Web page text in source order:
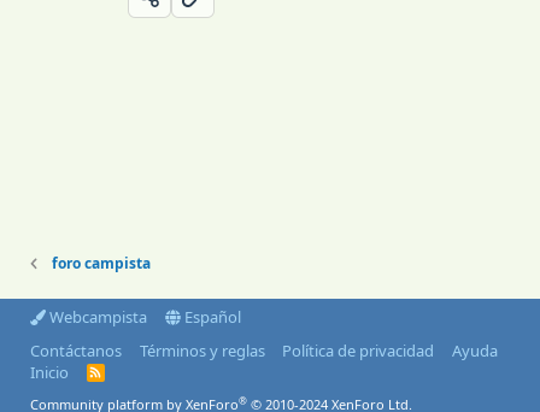
foro campista
Webcampista
Español
Contáctanos
Términos y reglas Política de privacidad
Ayuda
Inicio
R
S
Community platform by XenForo® © 2010-2024 XenForo Ltd.